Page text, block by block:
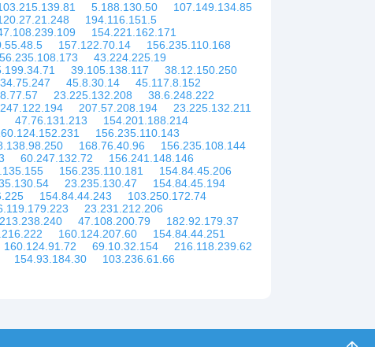
5.188.130.50
107.149.134.85
194.116.151.5
154.221.162.171
157.122.70.14
156.235.110.168
43.224.225.19
39.105.138.117
38.12.150.250
45.8.30.14
45.117.8.152
23.225.132.208
38.6.248.222
207.57.208.194
23.225.132.211
47.76.131.213
154.201.188.214
156.235.110.143
168.76.40.96
156.235.108.144
60.247.132.72
156.241.148.146
156.235.110.181
154.84.45.206
23.235.130.47
154.84.45.194
154.84.44.243
103.250.172.74
23.231.212.206
47.108.200.79
182.92.179.37
160.124.207.60
154.84.44.251
160.124.91.72 69.10.32.154
216.118.239.62
154.93.184.30
103.236.61.66